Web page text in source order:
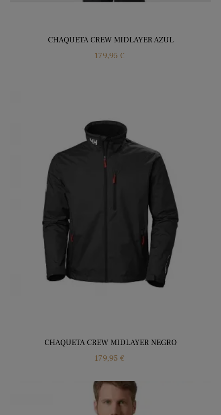
CHAQUETA CREW MIDLAYER AZUL
Precio
179,95 €
CHAQUETA CREW MIDLAYER NEGRO
Precio
179,95 €